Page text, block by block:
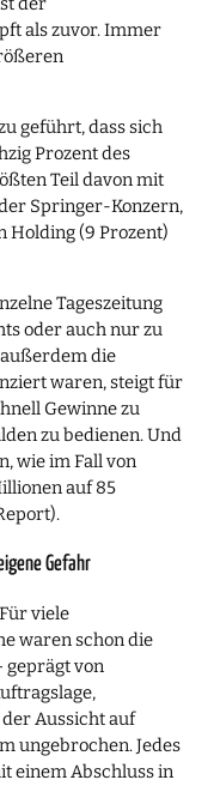
als zuvor. Immer
geführt, dass sich
Prozent des
Teil davon mit
Springer-Konzern,
Holding (9 Prozent)
Tageszeitung
oder auch nur zu
die
waren, steigt für
Gewinne zu
zu bedienen. Und
wie im Fall von
auf 85
Gefahr
viele
waren schon die
geprägt von
Aussicht auf
ungebrochen. Jedes
einem Abschluss in